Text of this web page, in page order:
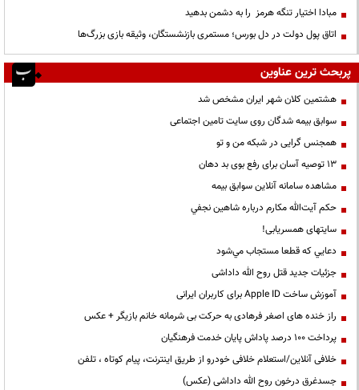
مبادا اختیار تنگه هرمز را به دشمن بدهید
اتاق پول دولت در دل بورس؛ مستمری بازنشستگان، وثیقه بازی بزرگ‌ها
پربحث ترین عناوین
هشتمین کلان شهر ایران مشخص شد
سوابق بیمه شدگان روی سایت تامین اجتماعی
همجنس گرایی در شبکه من و تو
13 توصیه آسان برای رفع بوی بد دهان
مشاهده سامانه آنلاين سوابق بیمه
حكم آيت‌الله مكارم درباره شاهين نجفي
سایتهای همسریابی!
دعايي كه قطعا مستجاب مي‌شود
جزئیات جدید قتل روح الله داداشی
آموزش ساخت Apple ID برای کاربران ایرانی
راز خنده های اصغر فرهادی به حرکت بی شرمانه خانم بازیگر + عکس
پرداخت ۱۰۰ درصد پاداش پایان خدمت فرهنگیان
خلافی آنلاین/استعلام خلافی خودرو از طریق اینترنت، پیام کوتاه ، تلفن
جسدغرق درخون روح الله داداشی (عکس)